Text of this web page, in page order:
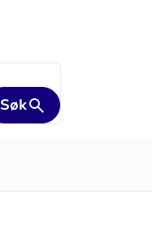
Søk